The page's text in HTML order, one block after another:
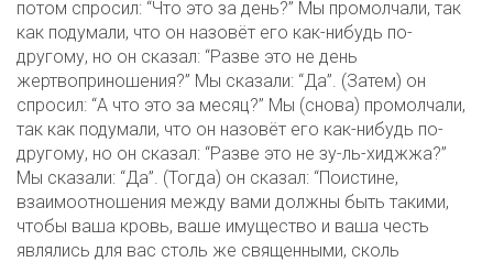
потом спросил: “Что это за день?” Мы промолчали, так
как подумали, что он назовёт его как-нибудь по-
другому, но он сказал: “Разве это не день
жертвоприношения?” Мы сказали: “Да”. (Затем) он
спросил: “А что это за месяц?” Мы (снова) промолчали,
так как подумали, что он назовёт его как-нибудь по-
другому, но он сказал: “Разве это не зу-ль-хиджжа?”
Мы сказали: “Да”. (Тогда) он сказал: “Поистине,
взаимоотношения между вами должны быть такими,
чтобы ваша кровь, ваше имущество и ваша честь
являлись для вас столь же священными, сколь